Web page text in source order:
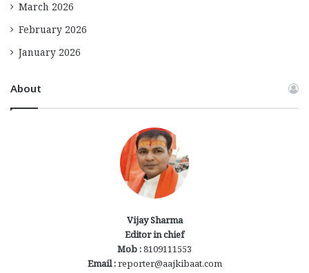
March 2026
February 2026
January 2026
About
Vijay Sharma
Editor in chief
Mob :8109111553
Email :reporter@aajkibaat.com